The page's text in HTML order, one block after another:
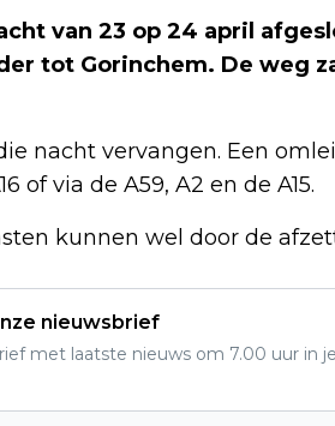
van 23 op 24 april
tot Gorinchem. De weg
nacht vervangen. Een
of via de A59, A2 en de A15.
kunnen wel door de
nieuwsbrief
met laatste nieuws om 7.00 uur in